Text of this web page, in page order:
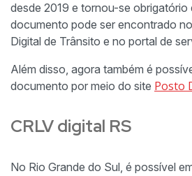
desde 2019 e tornou-se obrigatório
documento pode ser encontrado
Digital de Trânsito e no portal de
Além disso, agora também é
documento por meio do site Posto
CRLV digital RS
No Rio Grande do Sul, é possível